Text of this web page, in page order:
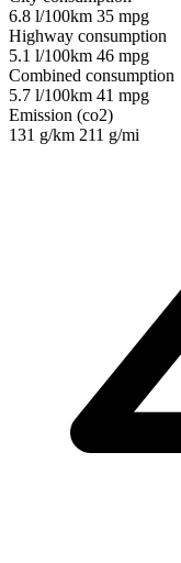
6.8 l/100km 35 mpg
Highway consumption
5.1 l/100km 46 mpg
Combined consumption
5.7 l/100km 41 mpg
Emission (co2)
131 g/km 211 g/mi